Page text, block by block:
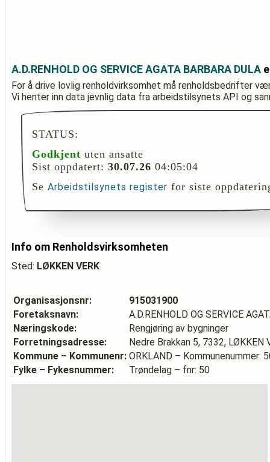
A.D.RENHOLD OG SERVICE AGATA BARBARA DULA
For å drive lovlig renholdvirksomhet må renholdsbedrifter
Vi henter inn data jevnlig data fra arbeidstilsynets API og
STATUS:
Godkjent uten ansatte
Sist oppdatert: 30.07.26 04:05:04
Se Arbeidstilsynets register for siste
Info om Renholdsvirksomheten
Sted: LØKKEN VERK
Organisasjonsnr:
915031900
Foretaksnavn:
A.D.RENHOLD OG SERVICE
Næringskode:
Rengjøring av bygninger
Forretningsadresse:
Nedre Brakkan 5, 7332, LØKKEN
Kommune – Kommunenr: ORKLAND – Kommunenummer:
Fylke – Fykesnummer:
Trøndelag – fnr: 50